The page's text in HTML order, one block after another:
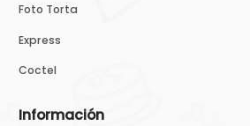
Foto Torta
Express
Coctel
Información